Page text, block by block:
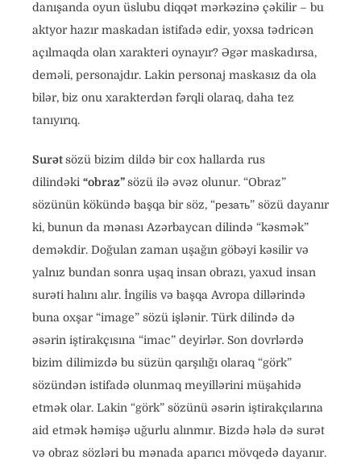
danışanda oyun üslubu diqqət mərkəzinə çəkilir – bu
aktyor hazır maskadan istifadə edir, yoxsa tədricən
açılmaqda olan xarakteri oynayır? Əgər maskadırsa,
deməli, personajdır. Lakin personaj maskasız da ola
bilər, biz onu xarakterdən fərqli olaraq, daha tez
tanıyırıq.
Surətsözü bizim dildə bir cox hallarda rus
dilindəki “obraz”sözü ilə əvəz olunur. “Obraz”
sözünün kökündə başqa bir söz, “резать” sözü dayanır
ki, bunun da mənası Azərbaycan dilində “kəsmək”
deməkdir. Doğulan zaman uşağın göbəyi kəsilir və
yalnız bundan sonra uşaq insan obrazı, yaxud insan
surəti halını alır. İngilis və başqa Avropa dillərində
buna oxşar “image” sözü işlənir. Türk dilində də
əsərin iştirakçısına “imac” deyirlər. Son dovrlərdə
bizim dilimizdə bu süzün qarşılığı olaraq “görk”
sözündən istifadə olunmaq meyillərini müşahidə
etmək olar. Lakin “görk” sözünü əsərin iştirakçılarına
aid etmək həmişə uğurlu alınmır. Bizdə hələ də surət
və obraz sözləri bu mənada aparıcı mövqedə dayanır.